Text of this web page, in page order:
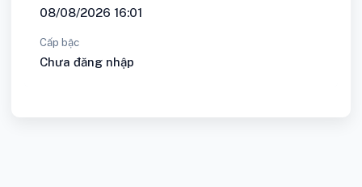
08/08/2026 16:01
Cấp bậc
Chưa đăng nhập